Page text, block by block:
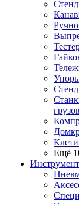
Клети
Ещё